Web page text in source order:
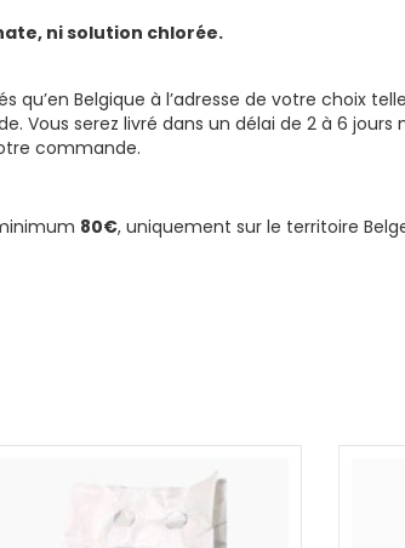
ni solution chlorée.
qu’en Belgique à l’adresse de votre choix
Vous serez livré dans un délai de 2 à 6
commande.
80€, uniquement sur le territoire